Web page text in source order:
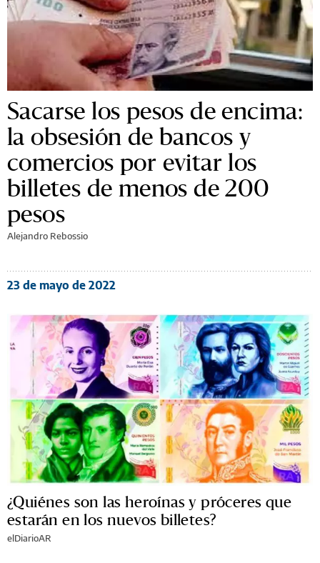
Sacarse los pesos de encima:
la obsesión de bancos y
comercios por evitar los
billetes de menos de 200
pesos
Alejandro Rebossio
23 de mayo de 2022
¿Quiénes son las heroínas y próceres que
estarán en los nuevos billetes?
elDiarioAR